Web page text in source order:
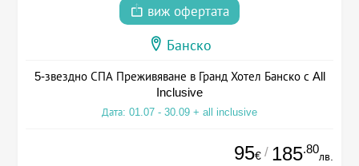
виж офертата
Банско
5-звездно СПА Преживяване в Гранд Хотел Банско с All
Inclusive
Дата: 01.07 - 30.09 + all inclusive
95€ / 185.80
лв.